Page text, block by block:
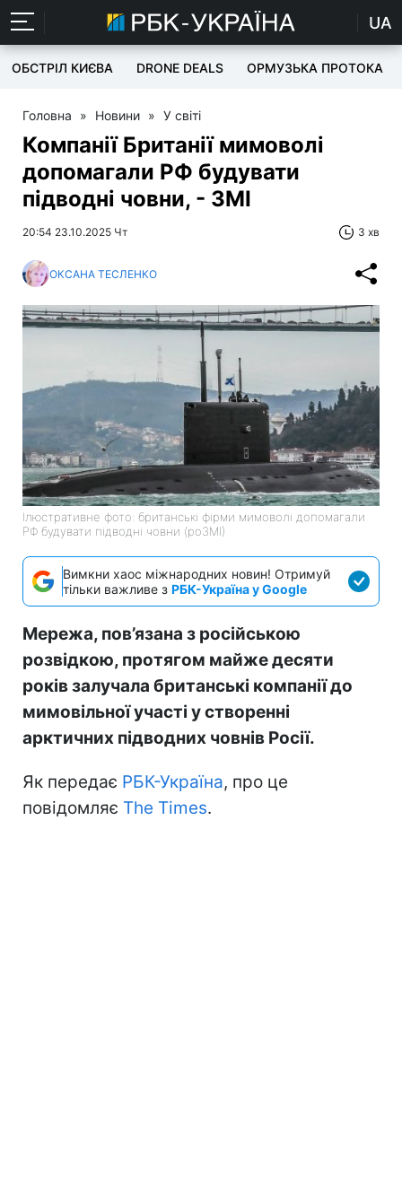
UA
ОБСТРІЛ КИЄВА DRONE DEALS ОРМУЗЬКА ПРОТОКА
Головна » Новини » У світі
Компанії Британії мимоволі
допомагали РФ будувати
підводні човни, - ЗМІ
20:54 23.10.2025 Чт 3 хв
ОКСАНА ТЕСЛЕНКО
Ілюстративне фото: британські фірми мимоволі допомагали
РФ будувати підводні човни (роЗМІ)
Вимкни хаос міжнародних новин! Отримуй
тільки важливе з РБК-Україна у Google
Мережа, пов’язана з російською
розвідкою, протягом майже десяти
років залучала британські компанії до
мимовільної участі у створенні
арктичних підводних човнів Росії.
Як передає РБК-Україна, про це
повідомляє The Times.